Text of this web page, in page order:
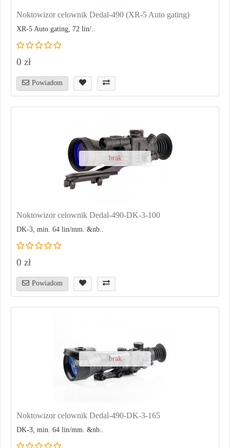
Noktowizor celownik Dedal-490 (XR-5 Auto gating)
XR-5 Auto gating, 72 lin/..
0 zł
Powiadom
brak
Noktowizor celownik Dedal-490-DK-3-100
DK-3, min. 64 lin/mm. &nb..
0 zł
Powiadom
brak
Noktowizor celownik Dedal-490-DK-3-165
DK-3, min. 64 lin/mm. &nb..